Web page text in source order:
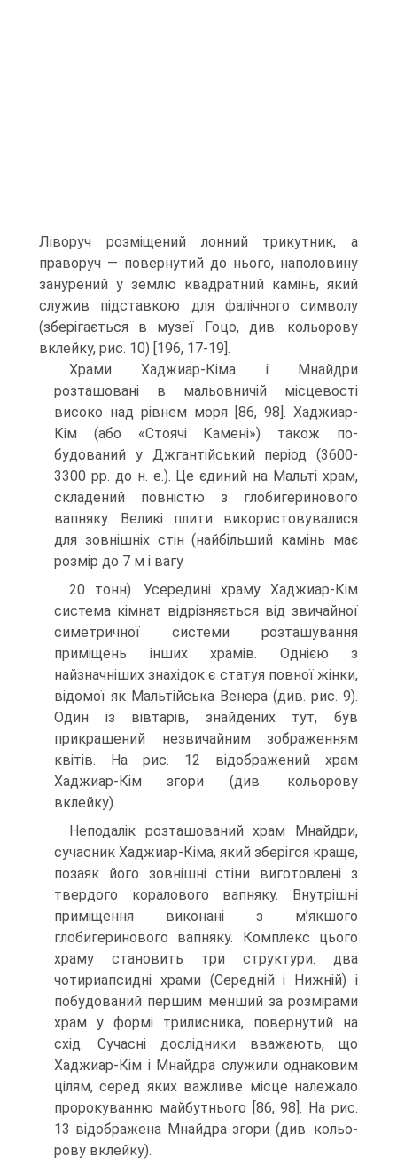
Ліворуч розміщений лонний трикутник, а
праворуч — повернутий до нього, наполовину
занурений у землю квадратний камінь, який
служив підстав­кою для фалічного символу
(зберігається в музеї Гоцо, див. кольорову
вклейку, рис. 10) [196, 17-19].
Храми Хаджиар-Кіма і Мнайдри
розташовані в мальовничій місцевості
високо над рівнем моря [86, 98]. Хаджиар-
Кім (або «Стоячі Камені») також по­
будований у Джгантійський період (3600-
3300 рр. до н. е.). Це єдиний на Маль­ті храм,
складений повністю з глобигеринового
вапняку. Великі плити вико­ристовувалися
для зовнішніх стін (найбільший камінь має
розмір до 7 м і вагу
20 тонн). Усередині храму Хаджиар-Кім
система кімнат відрізняється від зви­чайної
симетричної системи розташування
приміщень інших храмів. Однією з
найзначніших знахідок є статуя повної жінки,
відомої як Мальтійська Венера (див. рис. 9).
Один із вівтарів, знайдених тут, був
прикрашений незвичайним зображенням
квітів. На рис. 12 відображений храм
Хаджиар-Кім згори (див. ко­льорову
вклейку).
Неподалік розташований храм Мнайдри,
сучасник Хаджиар-Кіма, який зберігся краще,
позаяк його зовнішні стіни виготовлені з
твердого коралового вапняку. Внутрішні
приміщення виконані з м’якшого
глобигеринового вапняку. Комплекс цього
храму становить три структури: два
чотириапсидні храми (Се­редній і Нижній) і
побудований першим менший за розмірами
храм у формі три­лисника, повернутий на
схід. Сучасні дослідники вважають, що
Хаджиар-Кім і Мнайдра служили однаковим
цілям, серед яких важливе місце належало
пророку­ванню майбутнього [86, 98]. На рис.
13 відображена Мнайдра згори (див. кольо­
рову вклейку).